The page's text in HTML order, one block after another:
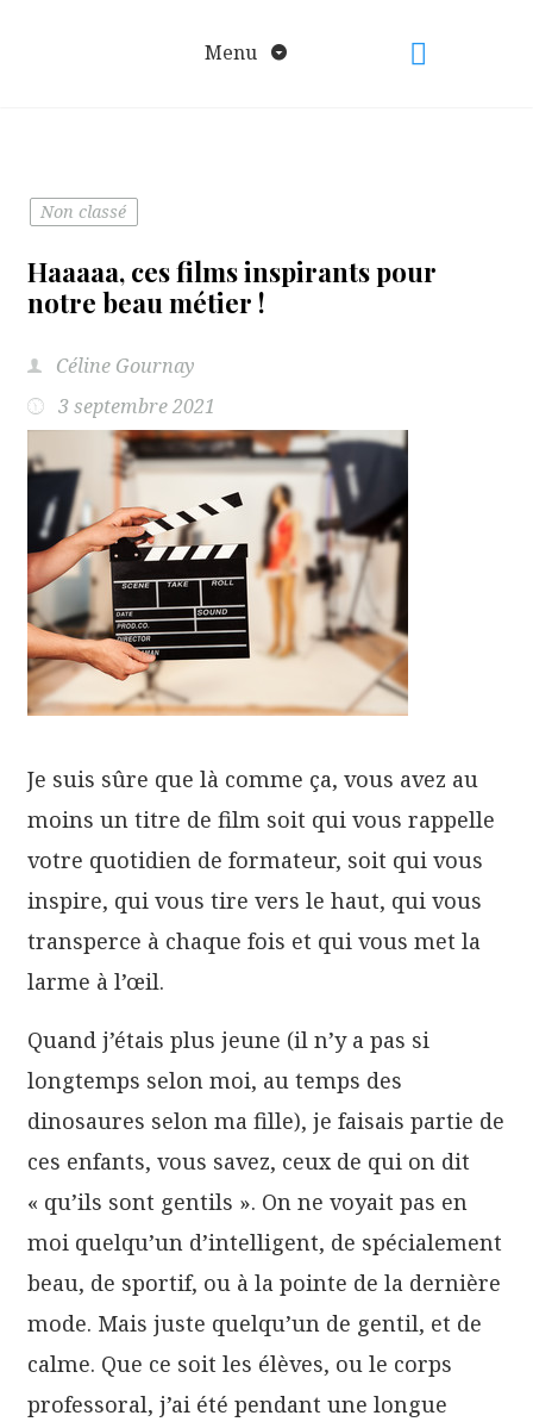
Menu
Non classé
Haaaaa, ces films inspirants pour
notre beau métier !
Céline Gournay
3 septembre 2021
Je suis sûre que là comme ça, vous avez au
moins un titre de film soit qui vous rappelle
votre quotidien de formateur, soit qui vous
inspire, qui vous tire vers le haut, qui vous
transperce à chaque fois et qui vous met la
larme à l’œil.
Quand j’étais plus jeune (il n’y a pas si
longtemps selon moi, au temps des
dinosaures selon ma fille), je faisais partie de
ces enfants, vous savez, ceux de qui on dit
« qu’ils sont gentils ». On ne voyait pas en
moi quelqu’un d’intelligent, de spécialement
beau, de sportif, ou à la pointe de la dernière
mode. Mais juste quelqu’un de gentil, et de
calme. Que ce soit les élèves, ou le corps
professoral, j’ai été pendant une longue